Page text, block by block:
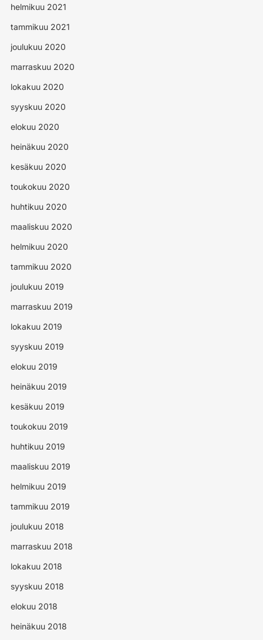
helmikuu 2021
tammikuu 2021
joulukuu 2020
marraskuu 2020
lokakuu 2020
syyskuu 2020
elokuu 2020
heinäkuu 2020
kesäkuu 2020
toukokuu 2020
huhtikuu 2020
maaliskuu 2020
helmikuu 2020
tammikuu 2020
joulukuu 2019
marraskuu 2019
lokakuu 2019
syyskuu 2019
elokuu 2019
heinäkuu 2019
kesäkuu 2019
toukokuu 2019
huhtikuu 2019
maaliskuu 2019
helmikuu 2019
tammikuu 2019
joulukuu 2018
marraskuu 2018
lokakuu 2018
syyskuu 2018
elokuu 2018
heinäkuu 2018